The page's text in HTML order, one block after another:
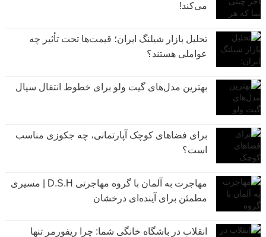
می‌کند!
تحلیل بازار شیلنگ ایران؛ قیمت‌ها تحت تأثیر چه
عواملی هستند؟
بهترین مدل‌های گیت ولو برای خطوط انتقال سیال
برای فضاهای کوچک آپارتمانی، چه جکوزی مناسب
است؟
مهاجرت به آلمان با گروه مهاجرتی D.S.H | مسیری
مطمئن برای آینده‌ای درخشان
انقلاب در باشگاه خانگی شما: چرا ریفورمر تنها